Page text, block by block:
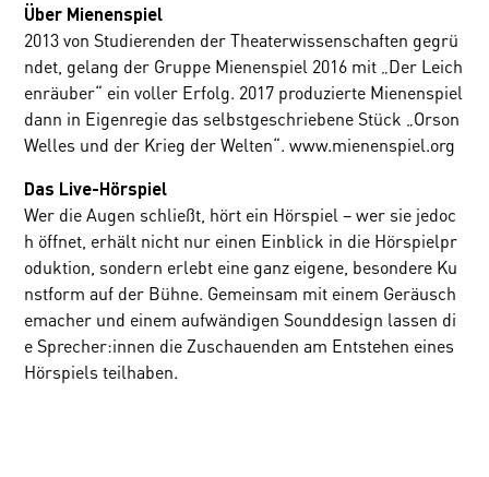
Über Mienenspiel
2013 von Studierenden der Theaterwissenschaften gegrü
ndet, gelang der Gruppe Mienenspiel 2016 mit „Der Leich
enräuber“ ein voller Erfolg. 2017 produzierte Mienenspiel
dann in Eigenregie das selbstgeschriebene Stück „Orson
Welles und der Krieg der Welten“.www.mienenspiel.org
Das Live-Hörspiel
Wer die Augen schließt, hört ein Hörspiel – wer sie jedoc
h öffnet, erhält nicht nur einen Einblick in die Hörspielpr
oduktion, sondern erlebt eine ganz eigene, besondere Ku
nstform auf der Bühne. Gemeinsam mit einem Geräusch
emacher und einem aufwändigen Sounddesign lassen di
e Sprecher:innen die Zuschauenden am Entstehen eines
Hörspiels teilhaben.